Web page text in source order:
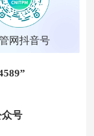
网抖音号
号